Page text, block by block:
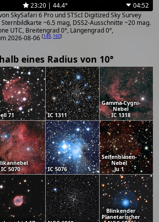
23:20 | 44.4°
04:52
SkySafari 6 Pro und STScI Digitized Sky Survey
~6.5 mag, DSS2-Ausschnitte ~20 mag.
UTC, Breitengrad 0°, Längengrad 0°,
2026-08-06 [149, 160]
eines Radius von 10°
71 IC 1311
Gamma-Cygni-
Nebel
IC 1318
IC 5070
IC 5076
Seifenblasen-
Nebel
Ju 1
Blinkender
Planetarischer